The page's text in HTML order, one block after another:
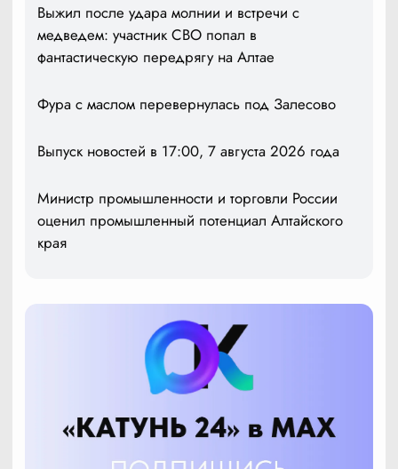
Выжил после удара молнии и встречи с
медведем: участник СВО попал в
фантастическую передрягу на Алтае
Фура с маслом перевернулась под Залесово
Выпуск новостей в 17:00, 7 августа 2026 года
Министр промышленности и торговли России
оценил промышленный потенциал Алтайского
края